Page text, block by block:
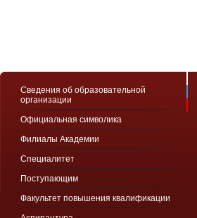
Сведения об образовательной
организации
Официальная символика
Филиалы Академии
Специалитет
Поступающим
Факультет повышения квалификации